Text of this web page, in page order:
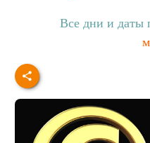
Все дни и даты